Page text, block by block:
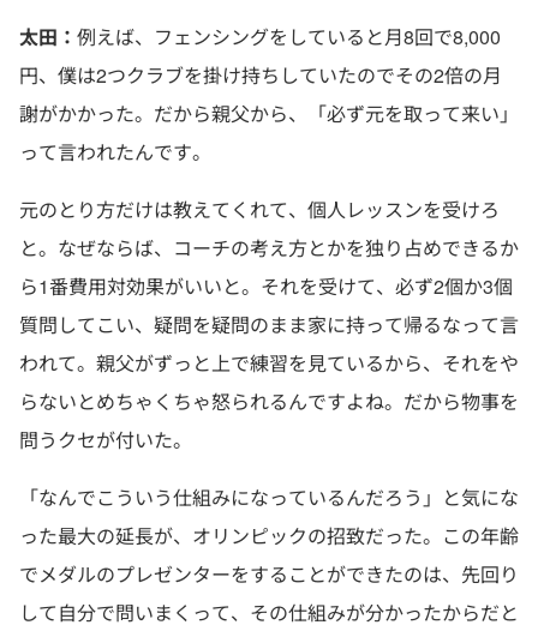
太田： 例えば、フェンシングをしていると月8回で8,000
円、僕は2つクラブを掛け持ちしていたのでその2倍の月
謝がかかった。だから親父から、「必ず元を取って来い」
って言われたんです。
元のとり方だけは教えてくれて、個人レッスンを受けろ
と。なぜならば、コーチの考え方とかを独り占めできるか
ら1番費用対効果がいいと。それを受けて、必ず2個か3個
質問してこい、疑問を疑問のまま家に持って帰るなって言
われて。親父がずっと上で練習を見ているから、それをや
らないとめちゃくちゃ怒られるんですよね。だから物事を
問うクセが付いた。
「なんでこういう仕組みになっているんだろう」と気にな
った最大の延長が、オリンピックの招致だった。この年齢
でメダルのプレゼンターをすることができたのは、先回り
して自分で問いまくって、その仕組みが分かったからだと